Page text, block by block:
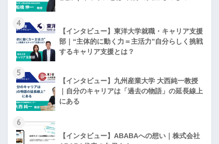
4
【インタビュー】東洋大学就職・キャリア支援
部｜“主体的に動く力＝主活力”自分らしく挑戦
するキャリア支援とは？
5
【インタビュー】九州産業大学 大西純一教授
｜自分のキャリアは「過去の物語」の延長線上
にある
6
【インタビュー】ABABAへの想い｜株式会社